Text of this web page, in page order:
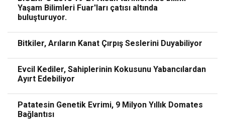
Yaşam Bilimleri Fuar'ları çatısı altında
buluşturuyor.
Bitkiler, Arıların Kanat Çırpış Seslerini Duyabiliyor
Evcil Kediler, Sahiplerinin Kokusunu Yabancılardan
Ayırt Edebiliyor
Patatesin Genetik Evrimi, 9 Milyon Yıllık Domates
Bağlantısı